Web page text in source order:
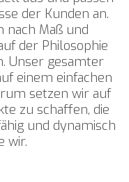
der Kunden an.
Maß und
der Philosophie
Unser gesamter
einem einfachen
setzen wir auf
zu schaffen, die
und dynamisch
wir.